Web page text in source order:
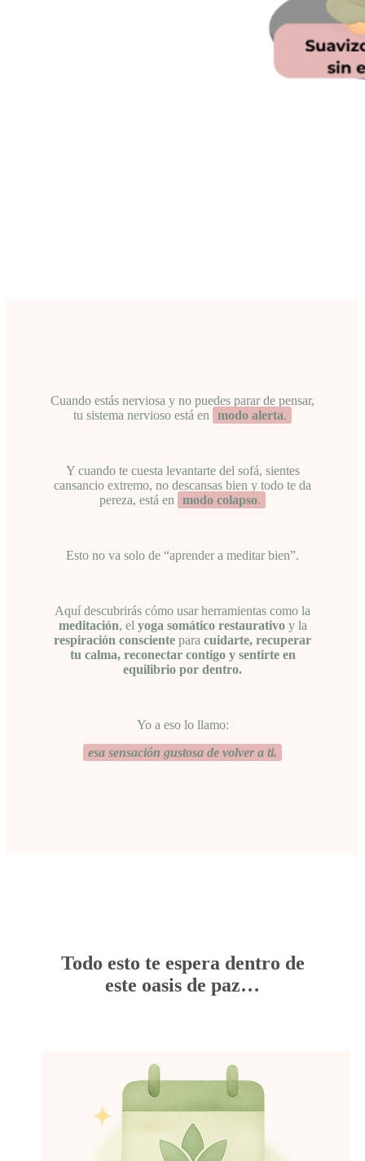
Cuando estás nerviosa y no puedes parar de pensar,
tu sistema nervioso está en
modo alerta.
Y cuando te cuesta levantarte del sofá, sientes
cansancio extremo, no descansas bien y todo te da
pereza, está en
modo colapso.
Esto no va solo de “aprender a meditar bien”.
Aquí descubrirás cómo usar herramientas como la
meditación, el yoga somático restaurativoy la
respiración consciente para cuidarte, recuperar
tu calma, reconectar contigo y sentirte en
equilibrio por dentro.
Yo a eso lo llamo:
esa sensación gustosa de volver a ti.
Todo esto te espera dentro de
este oasis de paz…